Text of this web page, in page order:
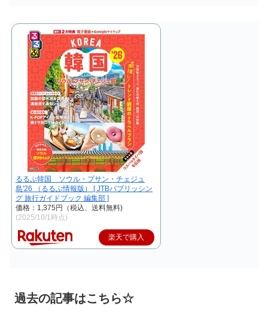
るるぶ韓国 ソウル・プサン・チェジュ
島'26 （るるぶ情報版） [ JTBパブリッシン
グ 旅行ガイドブック 編集部 ]
価格：1,375円（税込、送料無料)
(2025/10/1時点)
楽天で購入
過去の記事はこちら☆